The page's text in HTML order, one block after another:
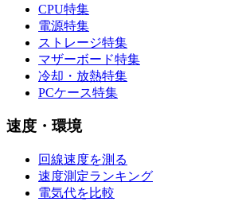
CPU特集
電源特集
ストレージ特集
マザーボード特集
冷却・放熱特集
PCケース特集
速度・環境
回線速度を測る
速度測定ランキング
電気代を比較